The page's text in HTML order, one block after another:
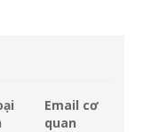
Email cơ
quan